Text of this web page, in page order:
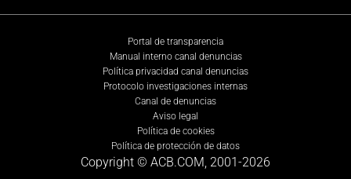
Portal de transparencia
Manual interno canal denuncias
Política privacidad canal denuncias
Protocolo investigaciones internas
Canal de denuncias
Aviso legal
Política de cookies
Política de protección de datos
Copyright © ACB.COM, 2001-2026